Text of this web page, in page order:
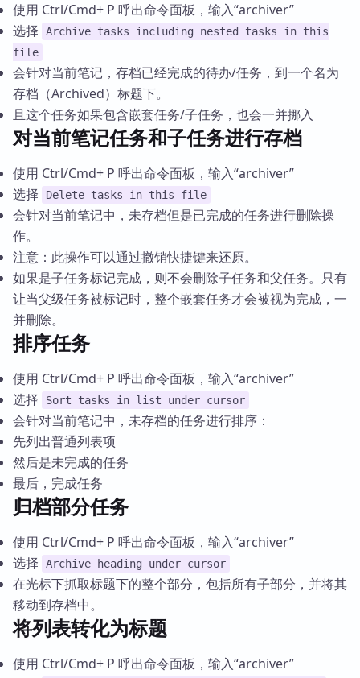
使用 Ctrl/Cmd+ P 呼出命令面板，输入“archiver”
选择
Archive tasks including nested tasks in this
file
会针对当前笔记，存档已经完成的待办/任务，到一个名为
存档（Archived）标题下。
且这个任务如果包含嵌套任务/子任务，也会一并挪入
对当前笔记任务和子任务进行存档
使用 Ctrl/Cmd+ P 呼出命令面板，输入“archiver”
选择
Delete tasks in this file
会针对当前笔记中，未存档但是已完成的任务进行删除操
作。
注意：此操作可以通过撤销快捷键来还原。
如果是子任务标记完成，则不会删除子任务和父任务。只有
让当父级任务被标记时，整个嵌套任务才会被视为完成，一
并删除。
排序任务
使用 Ctrl/Cmd+ P 呼出命令面板，输入“archiver”
选择
Sort tasks in list under cursor
会针对当前笔记中，未存档的任务进行排序：
先列出普通列表项
然后是未完成的任务
最后，完成任务
归档部分任务
使用 Ctrl/Cmd+ P 呼出命令面板，输入“archiver”
选择
Archive heading under cursor
在光标下抓取标题下的整个部分，包括所有子部分，并将其
移动到存档中。
将列表转化为标题
使用 Ctrl/Cmd+ P 呼出命令面板，输入“archiver”